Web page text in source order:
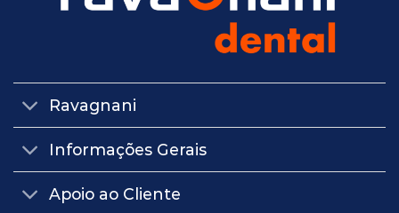
Ravagnani
Informações Gerais
Apoio ao Cliente